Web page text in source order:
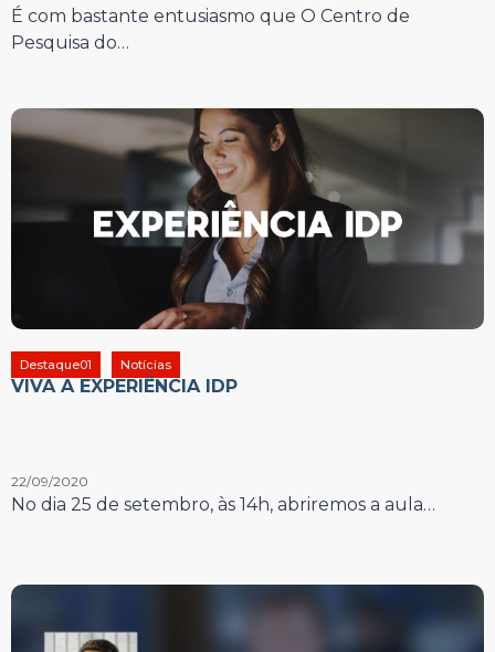
É com bastante entusiasmo que O Centro de
Pesquisa do…
Destaque01 Notícias
VIVA A EXPERIÊNCIA IDP
22/09/2020
No dia 25 de setembro, às 14h, abriremos a aula…